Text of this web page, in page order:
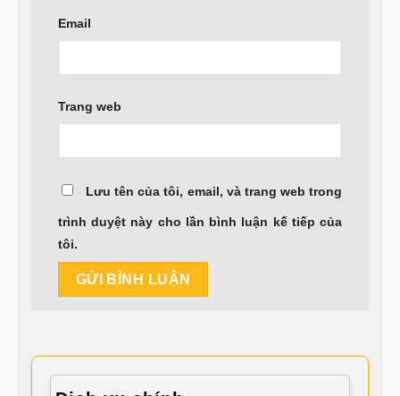
Email
Trang web
Lưu tên của tôi, email, và trang web trong
trình duyệt này cho lần bình luận kế tiếp của
tôi.